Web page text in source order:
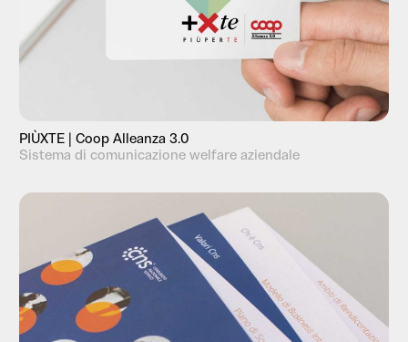
PIÙXTE | Coop Alleanza 3.0
Sistema di comunicazione welfare aziendale